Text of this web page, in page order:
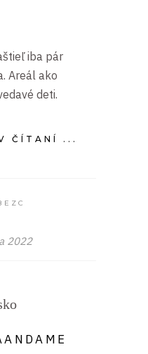
iba pár
Areál ako
deti.
ČÍTANÍ ...
2022